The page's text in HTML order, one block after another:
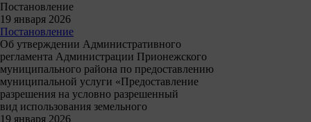
Постановление
19 января 2026
Постановление
Об утверждении Административного
регламента Администрации Прионежского
муниципального района по предоставлению
муниципальной услуги «Предоставление
разрешения на условно разрешенный
вид использования земельного
19 января 2026